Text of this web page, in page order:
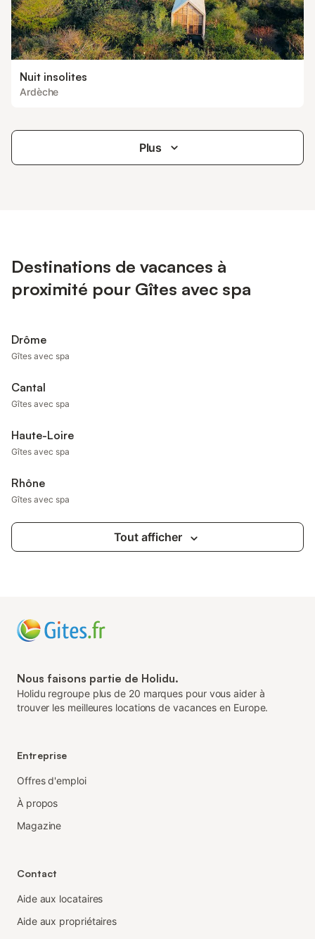
Nuit insolites
Ardèche
Plus
Destinations de vacances à
proximité pour Gîtes avec spa
Drôme
Gîtes avec spa
Cantal
Gîtes avec spa
Haute-Loire
Gîtes avec spa
Rhône
Gîtes avec spa
Tout afficher
Nous faisons partie de Holidu.
Holidu regroupe plus de 20 marques pour vous aider à
trouver les meilleures locations de vacances en Europe.
Entreprise
Offres d'emploi
À propos
Magazine
Contact
Aide aux locataires
Aide aux propriétaires